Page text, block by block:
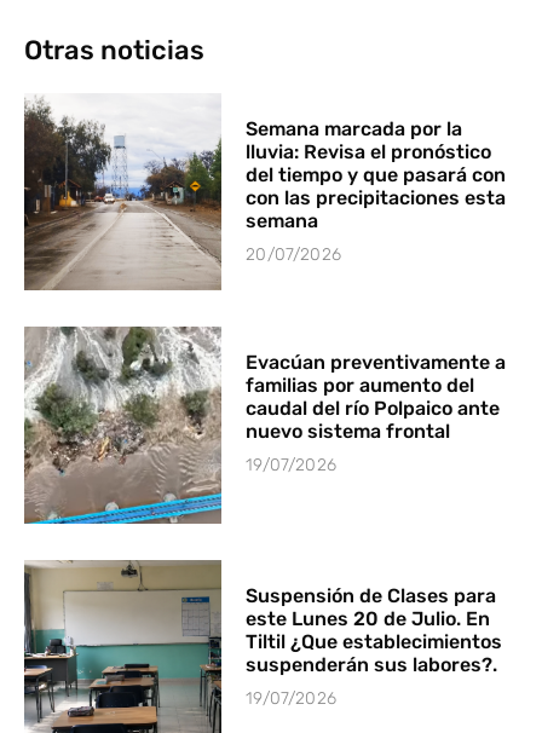
Otras noticias
Semana marcada por la
lluvia: Revisa el pronóstico
del tiempo y que pasará con
con las precipitaciones esta
semana
20/07/2026
Evacúan preventivamente a
familias por aumento del
caudal del río Polpaico ante
nuevo sistema frontal
19/07/2026
Suspensión de Clases para
este Lunes 20 de Julio. En
Tiltil ¿Que establecimientos
suspenderán sus labores?.
19/07/2026